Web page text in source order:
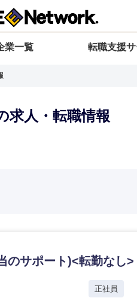
業一覧 転職支援
求人・転職情報
・立上げ
群馬県
サポート)<転勤なし>
正社員